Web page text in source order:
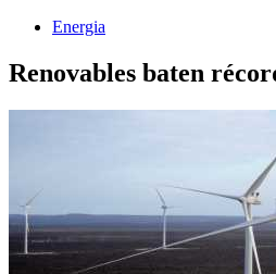
Energia
Renovables baten